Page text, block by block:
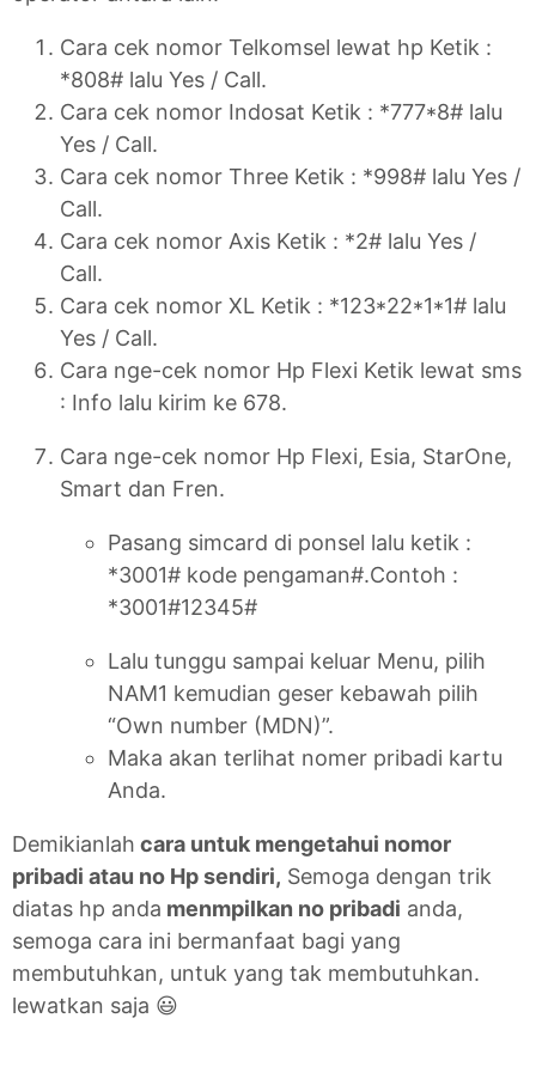
Cara cek nomor Telkomsel lewat hp Ketik :
*808# lalu Yes / Call.
Cara cek nomor Indosat Ketik : *777*8# lalu
Yes / Call.
Cara cek nomor Three Ketik : *998# lalu Yes /
Call.
Cara cek nomor Axis Ketik : *2# lalu Yes /
Call.
Cara cek nomor XL Ketik : *123*22*1*1# lalu
Yes / Call.
Cara nge-cek nomor Hp Flexi Ketik lewat sms
: Info lalu kirim ke 678.
Cara nge-cek nomor Hp Flexi, Esia, StarOne,
Smart dan Fren.
Pasang simcard di ponsel lalu ketik :
*3001# kode pengaman#.Contoh :
*3001#12345#
Lalu tunggu sampai keluar Menu, pilih
NAM1 kemudian geser kebawah pilih
“Own number (MDN)”.
Maka akan terlihat nomer pribadi kartu
Anda.
Demikianlah cara untuk mengetahui nomor
pribadi atau no Hp sendiri, Semoga dengan trik
diatas hp anda menmpilkan no pribadi anda,
semoga cara ini bermanfaat bagi yang
membutuhkan, untuk yang tak membutuhkan.
lewatkan saja 😃